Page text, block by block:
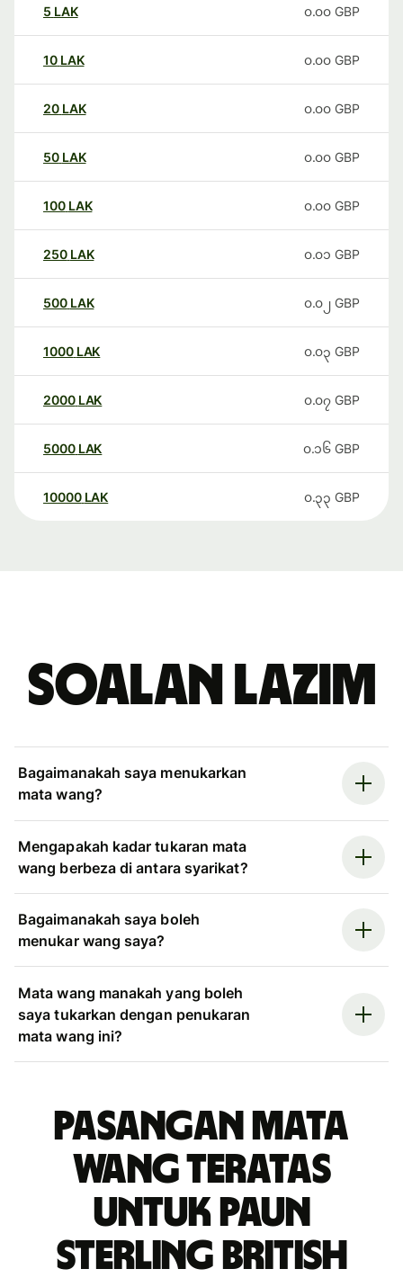
5 LAK ၀.၀၀ GBP
10 LAK ၀.၀၀ GBP
20 LAK ၀.၀၀ GBP
50 LAK ၀.၀၀ GBP
100 LAK ၀.၀၀ GBP
250 LAK ၀.၀၁ GBP
500 LAK ၀.၀၂ GBP
1000 LAK ၀.၀၃ GBP
2000 LAK ၀.၀၇ GBP
5000 LAK ၀.၁၆ GBP
10000 LAK ၀.၃၃ GBP
Soalan Lazim
Bagaimanakah saya menukarkan
mata wang?
Mengapakah kadar tukaran mata
wang berbeza di antara syarikat?
Bagaimanakah saya boleh
menukar wang saya?
Mata wang manakah yang boleh
saya tukarkan dengan penukaran
mata wang ini?
Pasangan mata
wang teratas
untuk paun
sterling British